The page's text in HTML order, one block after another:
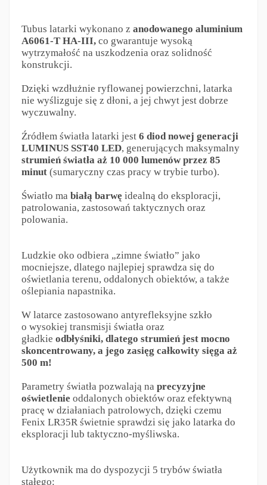
Tubus latarki wykonano z anodowanego aluminium
A6061-T HA-III,co gwarantuje wysoką
wytrzymałość na uszkodzenia oraz solidność
konstrukcji.
Dzięki wzdłużnie ryflowanej powierzchni, latarka
nie wyślizguje się z dłoni, a jej chwyt jest dobrze
wyczuwalny.
Źródłem światła latarki jest 6 diod nowej generacji
LUMINUS SST40 LED, generujących maksymalny
strumień światła aż 10 000 lumenów przez 85
minut(sumaryczny czas pracy w trybie turbo).
Światło ma białą barwę idealną do eksploracji,
patrolowania, zastosowań taktycznych oraz
polowania.
Ludzkie oko odbiera „zimne światło” jako
mocniejsze, dlatego najlepiej sprawdza się do
oświetlania terenu, oddalonych obiektów, a także
oślepiania napastnika.
W latarce zastosowano antyrefleksyjne szkło
o wysokiej transmisji światła oraz
gładkie odbłyśniki, dlatego strumień jest mocno
skoncentrowany, a jego zasięg całkowity sięga aż
500 m!
Parametry światła pozwalają na precyzyjne
oświetlenie oddalonych obiektów oraz efektywną
pracę w działaniach patrolowych, dzięki czemu
Fenix LR35R świetnie sprawdzi się jako latarka do
eksploracji lub taktyczno-myśliwska.
Użytkownik ma do dyspozycji 5 trybów światła
stałego: